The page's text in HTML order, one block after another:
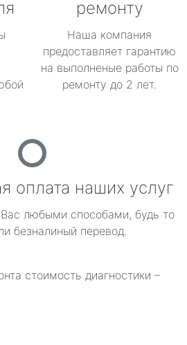
ремонту
Наша компания
предоставляет гарантию
на выполненые работы по
ремонту до 2 лет.
оплата наших услуг
любыми способами, будь то
безналиный перевод.
стоимость диагностики –